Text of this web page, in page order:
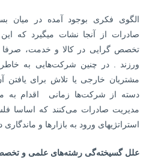
الگوی فکری بوجود آمده در میان
صادرات از آنجا نشات می­گیرد که
ورزند . در چنین شرکت‌هایی به خاطر
مشتریان خارجی یا تلاش برای
دسته از شرکت‌ها زمانی اقدام به
مدیریت صادرات می‌کنند که اساسا
استراتژی­های ورود به بازارها و ماندگاری
علل گسیخته‌گی رشته‌های علمی و